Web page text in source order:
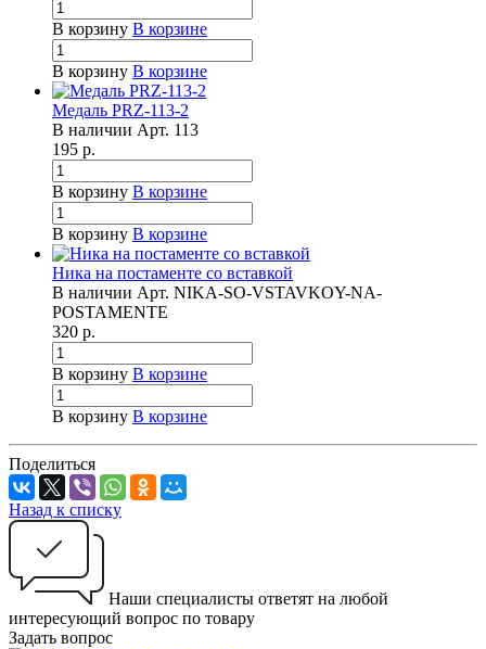
В корзину В корзине
В корзину В корзине
Медаль PRZ-113-2
В наличии Арт. 113
195 р.
В корзину В корзине
В корзину В корзине
Ника на постаменте со вставкой
В наличии Арт. NIKA-SO-VSTAVKOY-NA-
POSTAMENTE
320 р.
В корзину В корзине
В корзину В корзине
Поделиться
Назад к списку
Наши специалисты ответят на любой
интересующий вопрос по товару
Задать вопрос